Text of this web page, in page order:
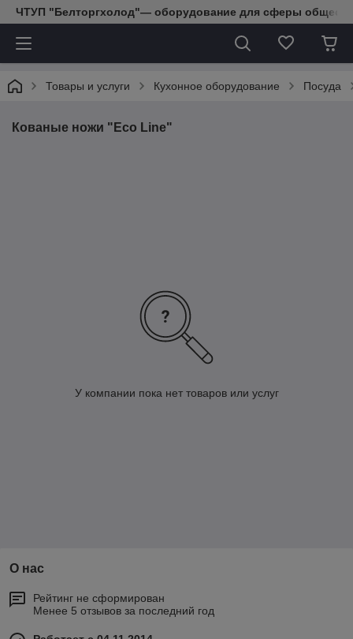
ЧТУП "Белторгхолод"— оборудование для сферы
Товары и услуги Кухонное оборудование Посуда
Кованые ножи "Eco Line"
У компании пока нет товаров или услуг
О нас
Рейтинг не сформирован
Менее 5 отзывов за последний год